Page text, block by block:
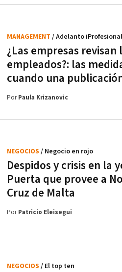
¿Las empresas revisan
empleados?: las
cuando una
MANAGEMENT / Adelanto iProfesional
PorPaula Krizanovic
Despidos y crisis en la
Puerta que provee a
Cruz de Malta
NEGOCIOS / Negocio en rojo
PorPatricio Eleisegui
NEGOCIOS / El top ten